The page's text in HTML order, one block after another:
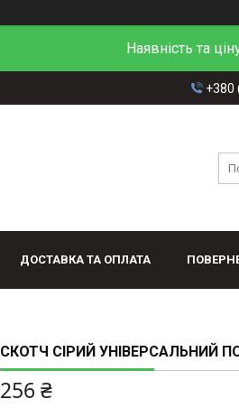
Наявність та
+380
ДОСТАВКА ТА ОПЛАТА
СКОТЧ СІРИЙ УНІВЕРСАЛЬНИЙ
256 ₴